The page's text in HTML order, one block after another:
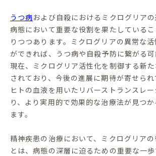
うつ病および自殺におけるミクログリアの
病態において重要な役割を果たしている
りつつあります。ミクログリアの異常な
ができれば、うつ病や自殺予防に繋がる可
現在、ミクログリア活性化を制御する新
されており、今後の進展に期待が寄せられ
ヒトの血液を用いたリバーストランスレ
り、より実用的で効果的な治療法が見つ
ます。
精神疾患の治療において、ミクログリア
とは、病態の深層に迫るための重要な一